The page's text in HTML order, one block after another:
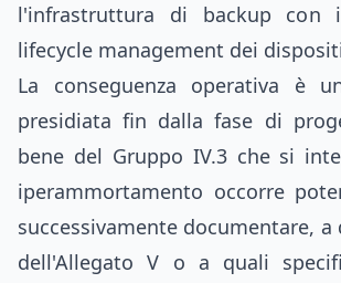
l'infrastruttura di backup con
lifecycle management dei
La conseguenza operativa è
presidiata fin dalla fase di
bene del Gruppo IV.3 che si
iperammortamento occorre
successivamente documentare,
dell'Allegato V o a quali